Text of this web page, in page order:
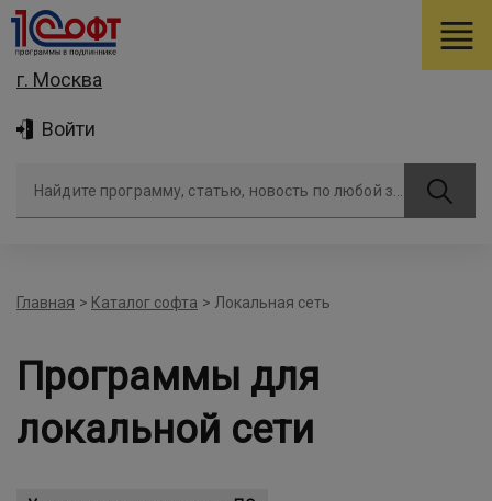
г. Москва
Войти
Главная > Каталог софта > Локальная сеть
Программы для
локальной сети